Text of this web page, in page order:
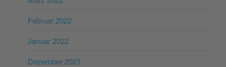
Februar 2022
Januar 2022
Dezember 2021